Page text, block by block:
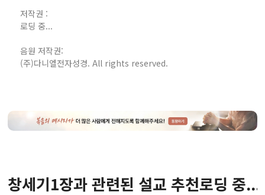
저작권 :
로딩 중...
음원 저작권:
(주)다니엘전자성경. All rights reserved.
창세기1장과 관련된 설교 추천로딩 중...